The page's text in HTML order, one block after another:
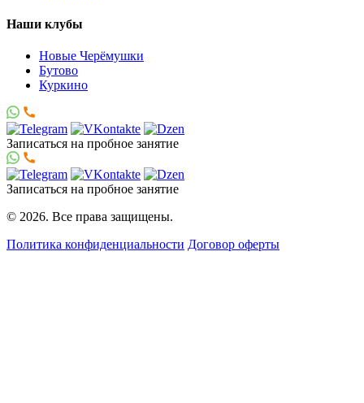
Наши клубы
Новые Черёмушки
Бутово
Куркино
Записаться на пробное занятие
Записаться на пробное занятие
© 2026. Все права защищены.
Политика конфиденциальности Договор оферты